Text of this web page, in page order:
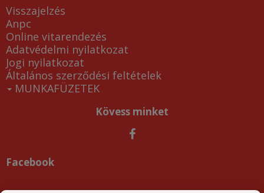
Visszajelzés
Anpc
Online vitarendezés
Adatvédelmi nyilatkozat
Jogi nyilatkozat
Általános szerződési feltételek
MUNKAFÜZETEK
Kövess minket
Facebook